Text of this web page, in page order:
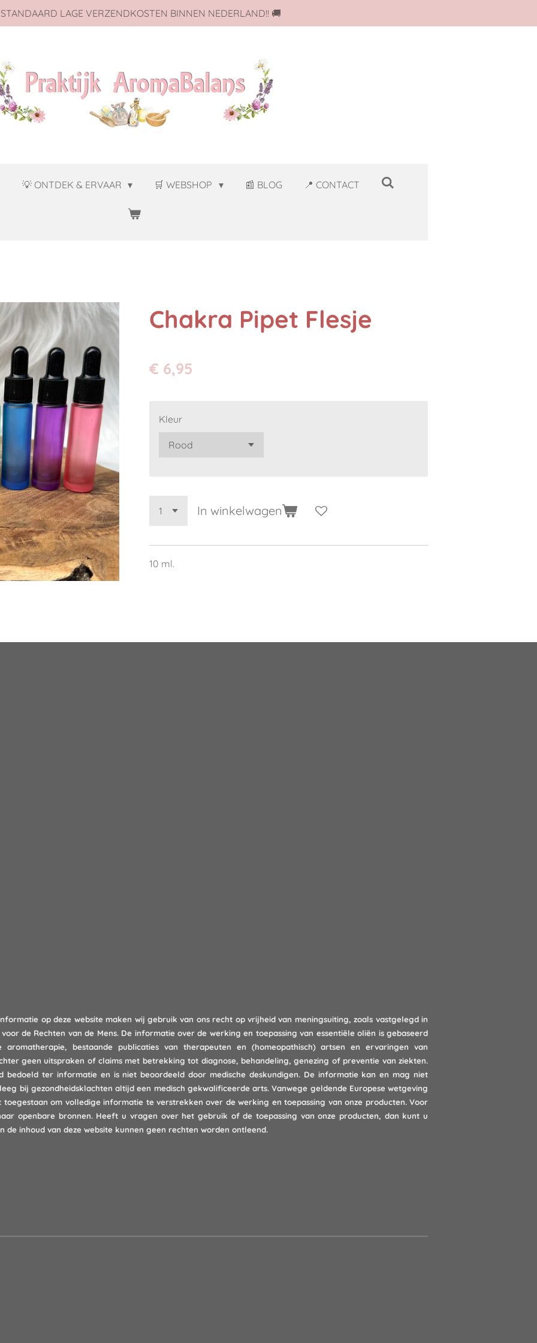
LAGE VERZENDKOSTEN BINNEN NEDERLAND!! 🚚
💡 ONTDEK & ERVAAR 🛒 WEBSHOP 📰 BLOG 📍 CONTACT
Chakra Pipet Flesje
€ 6,95
Kleur
In winkelwagen
10 ml.
op deze website maken wij gebruik van ons recht op vrijheid van meningsuiting, zoals vastgelegd in
de Rechten van de Mens. De informatie over de werking en toepassing van essentiële oliën is gebaseerd
aromatherapie, bestaande publicaties van therapeuten en (homeopathisch) artsen en ervaringen van
geen uitspraken of claims met betrekking tot diagnose, behandeling, genezing of preventie van ziekten.
bedoeld ter informatie en is niet beoordeeld door medische deskundigen. De informatie kan en mag niet
bij gezondheidsklachten altijd een medisch gekwalificeerde arts. Vanwege geldende Europese wetgeving
toegestaan om volledige informatie te verstrekken over de werking en toepassing van onze producten. Voor
openbare bronnen. Heeft u vragen over het gebruik of de toepassing van onze producten, dan kunt u
de inhoud van deze website kunnen geen rechten worden ontleend.